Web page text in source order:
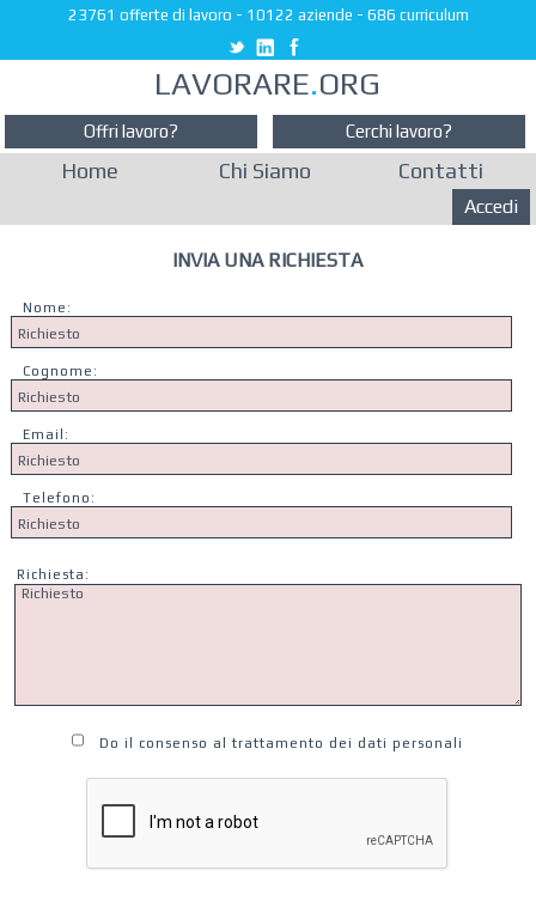
23761 offerte di lavoro - 10122 aziende - 686 curriculum
LAVORARE.ORG
Offri lavoro? Cerchi lavoro?
Home Chi Siamo Contatti
Accedi
INVIA UNA RICHIESTA
Nome:
Cognome:
Email:
Telefono:
Richiesta:
Do il consenso al trattamento dei dati personali